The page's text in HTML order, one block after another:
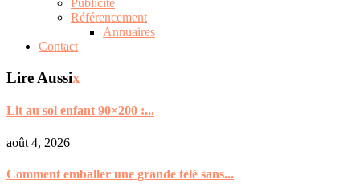
Publicité
Référencement
Annuaires
Contact
Lire Aussix
Lit au sol enfant 90×200 :...
août 4, 2026
Comment emballer une grande télé sans...